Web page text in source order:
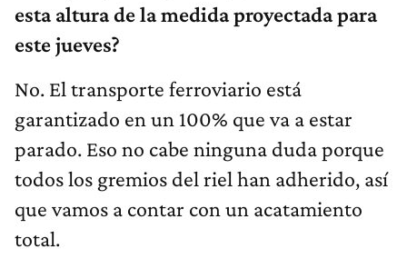
esta altura de la medida proyectada para
este jueves?
No. El transporte ferroviario está
garantizado en un 100% que va a estar
parado. Eso no cabe ninguna duda porque
todos los gremios del riel han adherido, así
que vamos a contar con un acatamiento
total.